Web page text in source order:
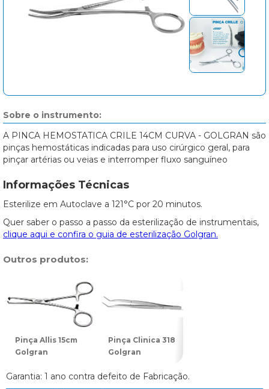
Sobre o instrumento:
A PINCA HEMOSTATICA CRILE 14CM CURVA - GOLGRAN são
pinças hemostáticas indicadas para uso cirúrgico geral, para
pinçar artérias ou veias e interromper fluxo sanguíneo
Informações Técnicas
Esterilize em Autoclave a 121°C por 20 minutos.
Quer saber o passo a passo da esterilização de instrumentais,
clique aqui e confira o guia de esterilização Golgran.
Outros produtos:
Pinça Allis 15cm
Golgran
Pinça Clinica 318
Golgran
Garantia: 1 ano contra defeito de Fabricação.